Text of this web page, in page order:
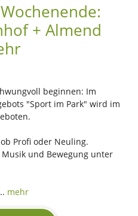
+ Almend
beginnen: Im
"Sport im Park" wird im
Profi oder Neuling.
und Bewegung unter
mehr